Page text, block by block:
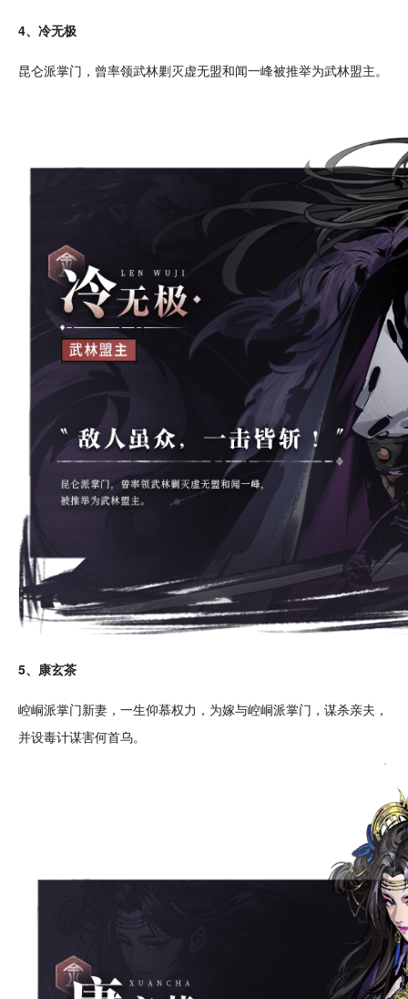
4、冷无极
昆仑派掌门，曾率领武林剿灭虚无盟和闻一峰被推举为武林盟主。
5、康玄茶
崆峒派掌门新妻，一生仰慕权力，为嫁与崆峒派掌门，谋杀亲夫，
并设毒计谋害何首乌。